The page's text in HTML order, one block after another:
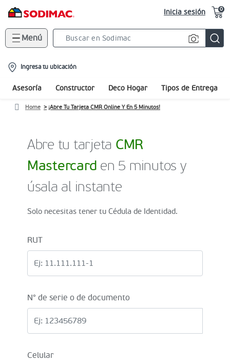
Inicia sesión 0
Menú
location-
icon
Ingresa tu ubicación
Asesoría Constructor Deco Hogar Tipos de Entrega
Home ¡Abre Tu Tarjeta CMR Online Y En 5 Minutos!
Abre tu tarjeta CMR
Mastercard en 5 minutos y
úsala al instante
Solo necesitas tener tu Cédula de Identidad.
RUT
N° de serie o de documento
Celular